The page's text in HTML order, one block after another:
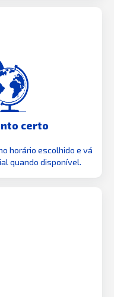
certo
horário escolhido e vá
quando disponível.